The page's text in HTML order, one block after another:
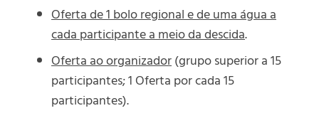
Oferta de 1 bolo regional e de uma água a
cada participante a meio da descida.
Oferta ao organizador(grupo superior a 15
participantes; 1 Oferta por cada 15
participantes).